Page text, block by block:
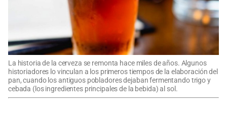
La historia de la cerveza se remonta hace miles de años. Algunos
historiadores lo vinculan a los primeros tiempos de la elaboración del
pan, cuando los antiguos pobladores dejaban fermentando trigo y
cebada (los ingredientes principales de la bebida) al sol.